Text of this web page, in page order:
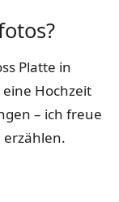
Platte in
Hochzeit
– ich freue
erzählen.